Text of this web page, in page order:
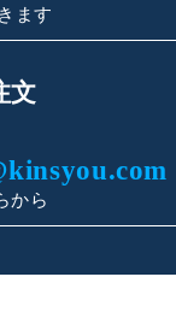
問い合わせサ
せ相談のサポートをさせ
内容をお選びくださ
ます
文
から